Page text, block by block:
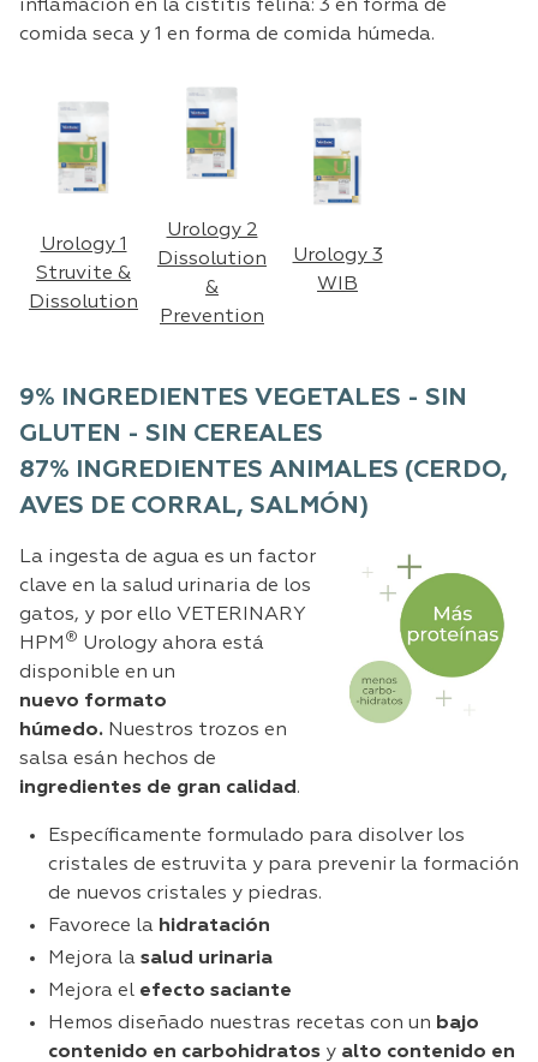
inflamación en la cistitis felina: 3 en forma de
comida seca y 1 en forma de comida húmeda.
Urology 1
Struvite &
Dissolution
Urology 2
Dissolution
&
Prevention
Urology 3
WIB
9% INGREDIENTES VEGETALES - SIN
GLUTEN - SIN CEREALES
87% INGREDIENTES ANIMALES (CERDO,
AVES DE CORRAL, SALMÓN)
La ingesta de agua es un factor
clave en la salud urinaria de los
gatos, y por ello VETERINARY
HPM ® Urology ahora está
disponible en un
nuevo formato
húmedo. Nuestros trozos en
salsa esán hechos de
ingredientes de gran calidad .
Específicamente formulado para disolver los
cristales de estruvita y para prevenir la formación
de nuevos cristales y piedras.
Favorece la hidratación
Mejora la salud urinaria
Mejora el efecto saciante
Hemos diseñado nuestras recetas con un bajo
contenido en carbohidratos y alto contenido en